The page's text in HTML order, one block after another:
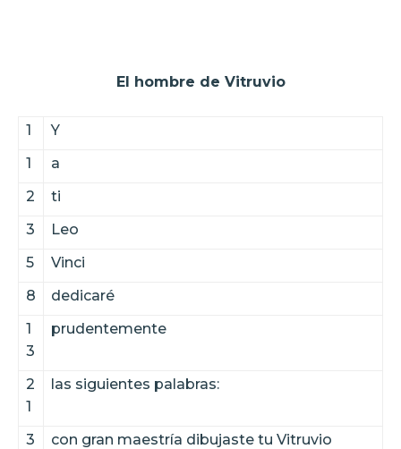
El hombre de Vitruvio
1
Y
1
a
2
ti
3
Leo
5
Vinci
8
dedicaré
1
3
prudentemente
2
1
las siguientes palabras:
3
con gran maestría dibujaste tu Vitruvio